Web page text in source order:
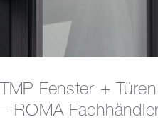
TMP Fenster +
– ROMA